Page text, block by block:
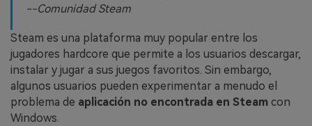
--Comunidad Steam
Steam es una plataforma muy popular entre los
jugadores hardcore que permite a los usuarios descargar,
instalar y jugar a sus juegos favoritos. Sin embargo,
algunos usuarios pueden experimentar a menudo el
problema de aplicación no encontrada en Steam con
Windows.